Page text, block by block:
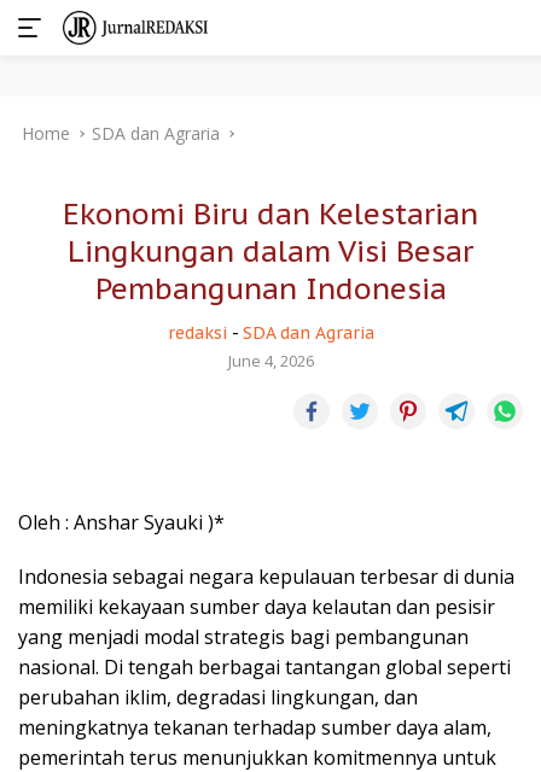
Home SDA dan Agraria
Ekonomi Biru dan Kelestarian
Lingkungan dalam Visi Besar
Pembangunan Indonesia
redaksi - SDA dan Agraria
June 4, 2026
Oleh : Anshar Syauki )*
Indonesia sebagai negara kepulauan terbesar di dunia
memiliki kekayaan sumber daya kelautan dan pesisir
yang menjadi modal strategis bagi pembangunan
nasional. Di tengah berbagai tantangan global seperti
perubahan iklim, degradasi lingkungan, dan
meningkatnya tekanan terhadap sumber daya alam,
pemerintah terus menunjukkan komitmennya untuk